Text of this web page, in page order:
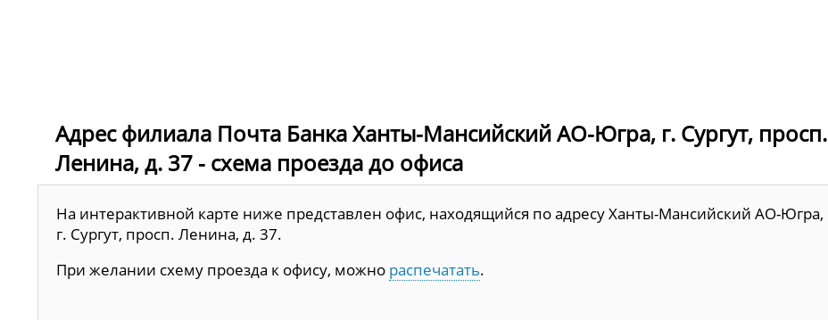
Адрес филиала Почта Банка Ханты-Мансийский АО-Югра, г. Сургут, просп.
Ленина, д. 37 - схема проезда до офиса
На интерактивной карте ниже представлен офис, находящийся по адресу Ханты-Мансийский АО-Югра,
г. Сургут, просп. Ленина, д. 37.
При желании схему проезда к офису, можно распечатать.